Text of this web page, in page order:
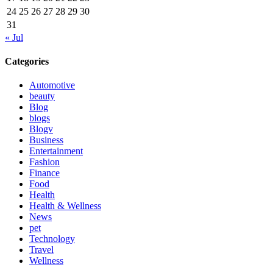
24 25 26 27 28 29 30
31
« Jul
Categories
Automotive
beauty
Blog
blogs
Blogv
Business
Entertainment
Fashion
Finance
Food
Health
Health & Wellness
News
pet
Technology
Travel
Wellness